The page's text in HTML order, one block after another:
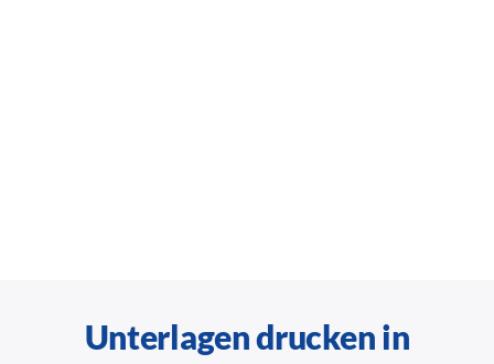
Unterlagen drucken in